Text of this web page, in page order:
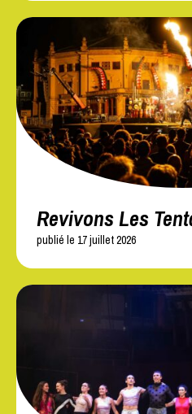
Revivons Les
publié le 17 juillet 2026